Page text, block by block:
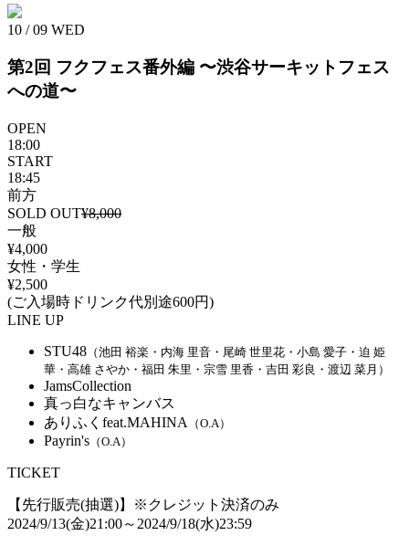
10 / 09 WED
第2回 フクフェス番外編 〜渋谷サーキットフェス
への道〜
OPEN
18:00
START
18:45
前方
SOLD OUT¥8,000
一般
¥4,000
女性・学生
¥2,500
(ご入場時ドリンク代別途600円)
LINE UP
STU48 （池田 裕楽・内海 里音・尾崎 世里花・小島 愛子・迫 姫
華・高雄 さやか・福田 朱里・宗雪 里香・吉田 彩良・渡辺 菜月）
JamsCollection
真っ白なキャンバス
ありふくfeat.MAHINA
（O.A）
Payrin's （O.A）
TICKET
【先行販売(抽選)】※クレジット決済のみ
2024/9/13(金)21:00～2024/9/18(水)23:59